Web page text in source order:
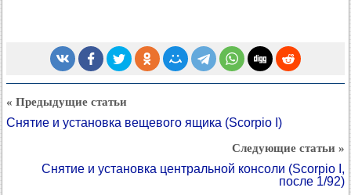
« Предыдущие статьи
Снятие и установка вещевого ящика (Scorpio I)
Следующие статьи »
Снятие и установка центральной консоли (Scorpio I,
после 1/92)